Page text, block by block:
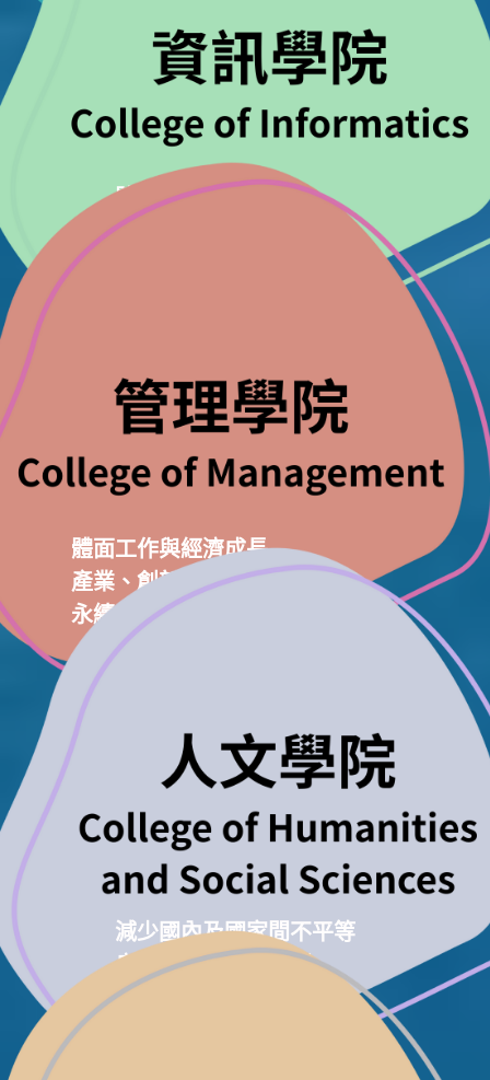
體面工作與經濟成長
產業、創新與基礎設施
體面工作與經濟成長
產業、創新與基礎設施
永續的消費與生產模式
減少國內及國家間不平等
良好健康與社會福利
和平與正義